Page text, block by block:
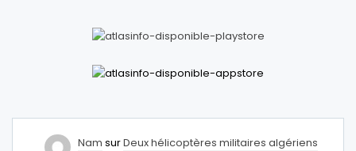
Nam surDeux hélicoptères militaires algériens